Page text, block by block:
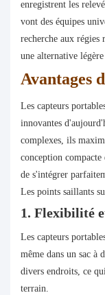
enregistrent les
vont des équipes
recherche aux régies
une alternative
Avantages
Les capteurs
innovantes
complexes, ils
conception
de s'intégrer
Les points saillants
1. Flexibilité
Les capteurs
même dans un sac à
divers endroits, ce
terrain.